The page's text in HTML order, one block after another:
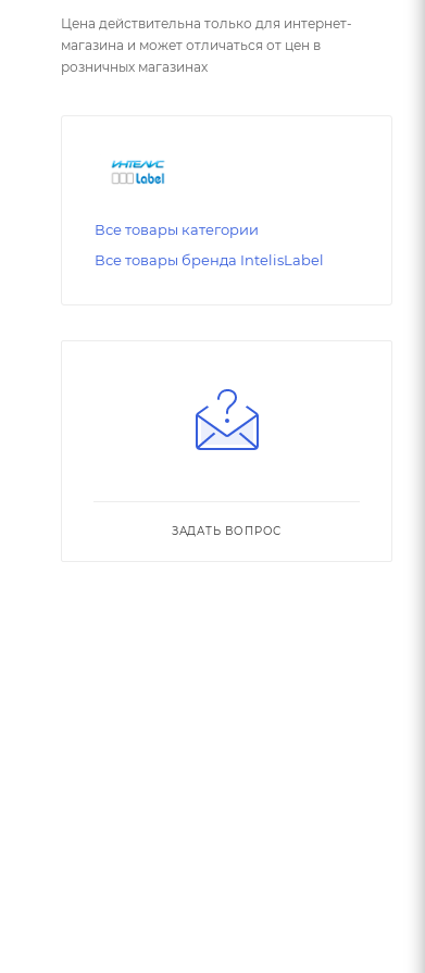
Цена действительна только для интернет-
магазина и может отличаться от цен в
розничных магазинах
Все товары категории
Все товары бренда IntelisLabel
ЗАДАТЬ ВОПРОС